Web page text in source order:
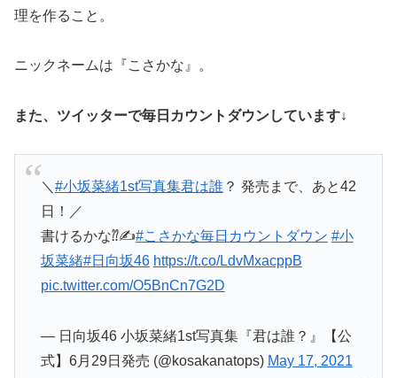
理を作ること。
ニックネームは『こさかな』。
また、ツイッターで毎日カウントダウンしています↓
＼ #小坂菜緒1st写真集君は誰？ 発売まで、あと42
日！／
書けるかな⁇✍️#こさかな毎日カウントダウン #小
坂菜緒#日向坂46 https://t.co/LdvMxacppB
pic.twitter.com/O5BnCn7G2D
— 日向坂46 小坂菜緒1st写真集『君は誰？』【公
式】6月29日発売 (@kosakanatops) May 17, 2021